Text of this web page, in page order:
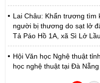
Lai Châu: Khẩn trương
người bị thương do sạt lở
Tả Páo Hồ 1A, xã Sì Lở
Hội Văn học Nghệ thuật
học nghệ thuật tại Đà Nẵng